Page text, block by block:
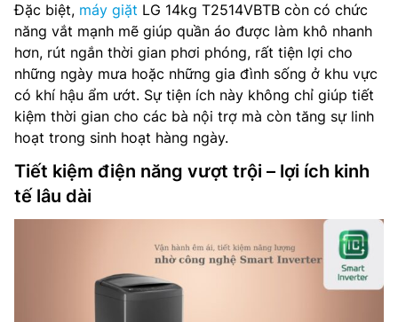
Đặc biệt, máy giặt LG 14kg T2514VBTB còn có chức
năng vắt mạnh mẽ giúp quần áo được làm khô nhanh
hơn, rút ngắn thời gian phơi phóng, rất tiện lợi cho
những ngày mưa hoặc những gia đình sống ở khu vực
có khí hậu ẩm ướt. Sự tiện ích này không chỉ giúp tiết
kiệm thời gian cho các bà nội trợ mà còn tăng sự linh
hoạt trong sinh hoạt hàng ngày.
Tiết kiệm điện năng vượt trội – lợi ích kinh
tế lâu dài